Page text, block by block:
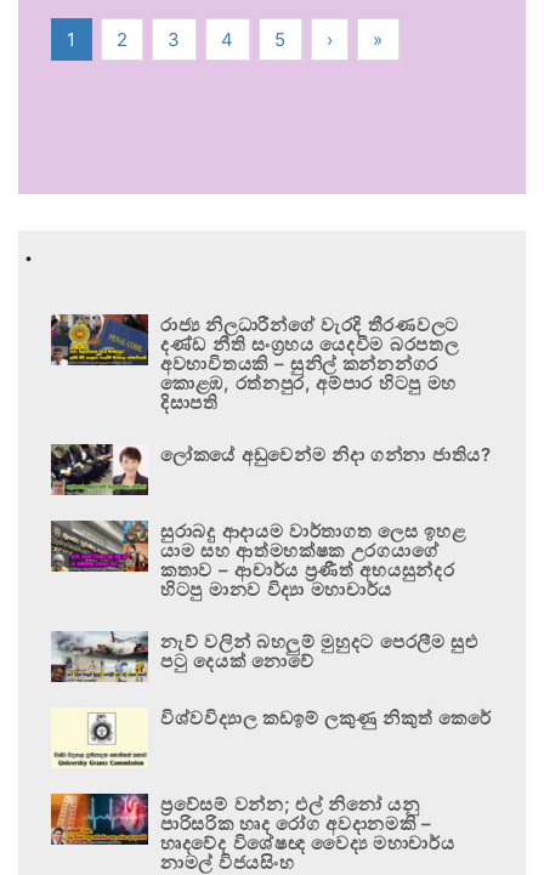
1 2 3 4 5 › »
.
රාජ්‍ය නිලධාරීන්ගේ වැරදි තීරණවලට
දණ්ඩ නීති සංග්‍රහය යෙදවීම බරපතල
අවභාවිතයකි – සුනිල් කන්නන්ගර
කොළඹ, රත්නපුර, අම්පාර හිටපු මහ
දිසාපති
ලෝකයේ අඩුවෙන්ම නිදා ගන්නා ජාතිය?
සුරාබදු ආදායම වාර්තාගත ලෙස ඉහළ
යාම සහ ආත්මභක්ෂක උරගයාගේ
කතාව – ආචාර්ය ප්‍රණීත් අභයසුන්දර
හිටපු මානව විද්‍යා මහාචාර්ය
නැව් වලින් බහලුම් මුහුදට පෙරලීම සුළු
පටු දෙයක් නොවේ
විශ්වවිද්‍යාල කඩඉම් ලකුණු නිකුත් කෙරේ
ප්‍රවේසම් වන්න; එල් නිනෝ යනු
පාරිසරික හෘද රෝග අවදානමකි –
හෘදවේද විශේෂඥ වෛද්‍ය මහාචාර්ය
නාමල් විජයසිංහ